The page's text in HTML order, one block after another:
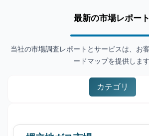
最新の市場レポート
当社の市場調査レポートとサービスは、お
ードマップを提供します
カテゴリ